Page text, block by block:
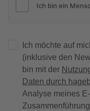
Ich möchte auf
(inklusive den
bin mit der
Daten durch
Analyse meines